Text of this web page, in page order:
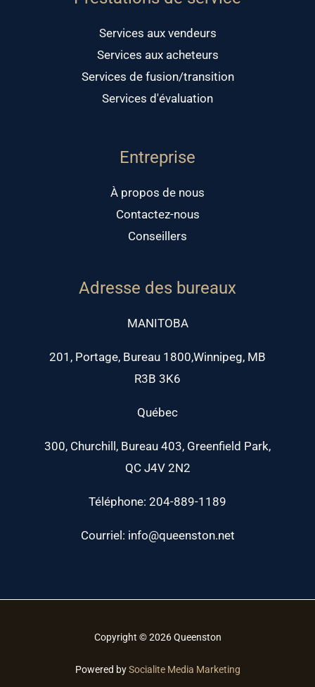
Services aux vendeurs
Services aux acheteurs
Services de fusion/transition
Services d'évaluation
Entreprise
À propos de nous
Contactez-nous
Conseillers
Adresse des bureaux
MANITOBA
201, Portage, Bureau 1800,Winnipeg, MB
R3B 3K6
Québec
300, Churchill, Bureau 403, Greenfield Park,
QC J4V 2N2
Téléphone: 204-889-1189
Courriel: info@queenston.net
Copyright © 2026 Queenston
Powered bySocialite Media Marketing